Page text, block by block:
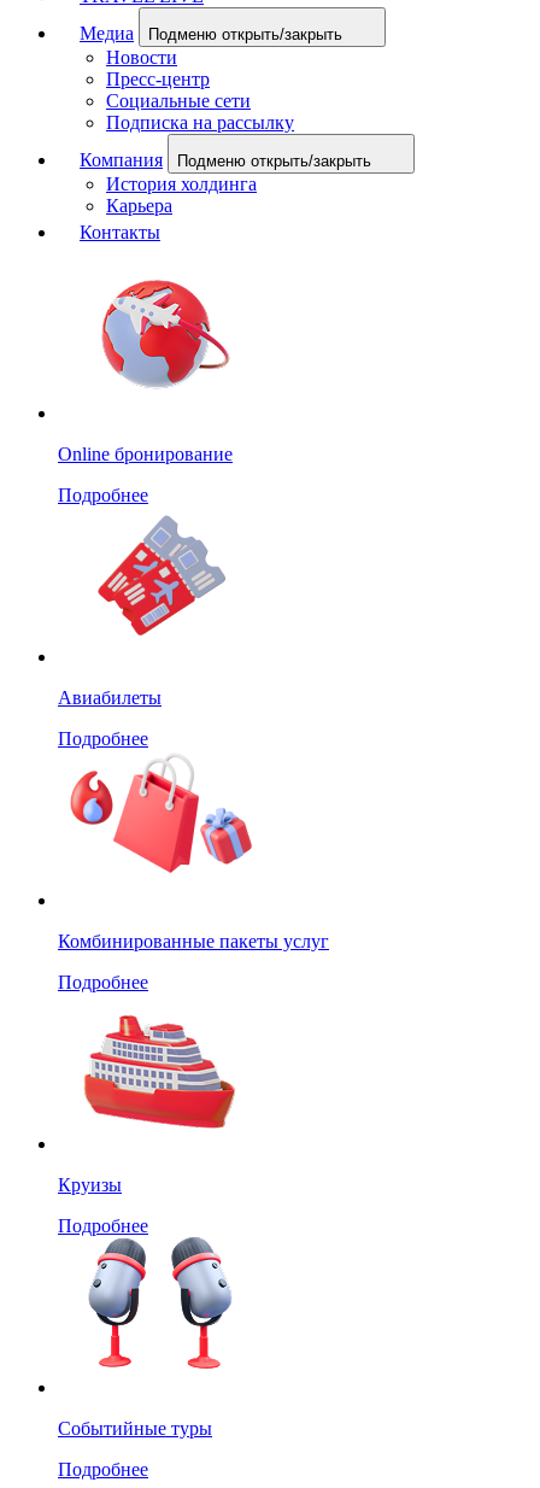
Медиа
Подменю открыть/закрыть
Новости
Пресс-центр
Социальные сети
Подписка на рассылку
Компания
Подменю открыть/закрыть
История холдинга
Карьера
Контакты
Online бронирование
Подробнее
Авиабилеты
Подробнее
Комбинированные пакеты услуг
Подробнее
Круизы
Подробнее
Событийные туры
Подробнее